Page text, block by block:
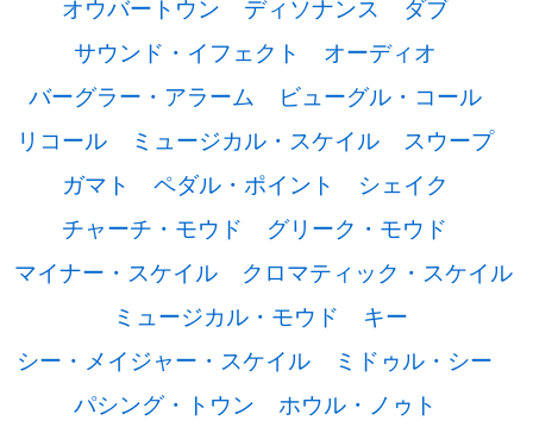
オウバートウン ディソナンス
ダブ
サウンド・イフェクト
オーディオ
バーグラー・アラーム
ビューグル・コール
リコール
ミュージカル・スケイル
スウープ
ガマト
ペダル・ポイント
シェイク
チャーチ・モウド
グリーク・モウド
マイナー・スケイル
クロマティック・スケイル
ミュージカル・モウド
キー
シー・メイジャー・スケイル
ミドゥル・シー
パシング・トウン
ホウル・ノゥト